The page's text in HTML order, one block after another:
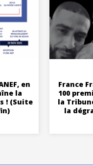
en
la
! (Suite
France
100
la
la